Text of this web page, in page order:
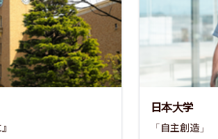
日本大学
「自主創造」